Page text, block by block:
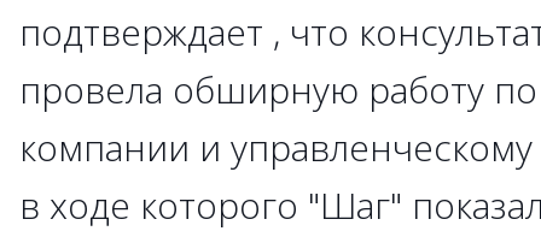
подтверждает , что
провела обширную работу
компании и
в ходе которого "Шаг"